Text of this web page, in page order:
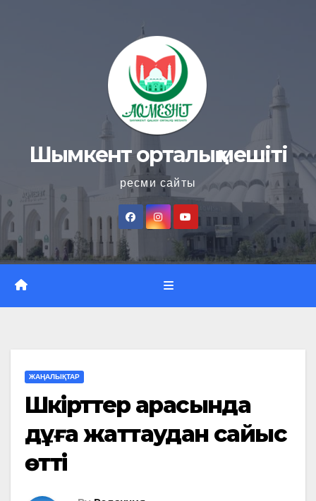
Шымкент орталық мешіті
ресми сайты
ЖАҢАЛЫҚТАР
Шәкірттер арасында
дұға жаттаудан сайыс
өтті